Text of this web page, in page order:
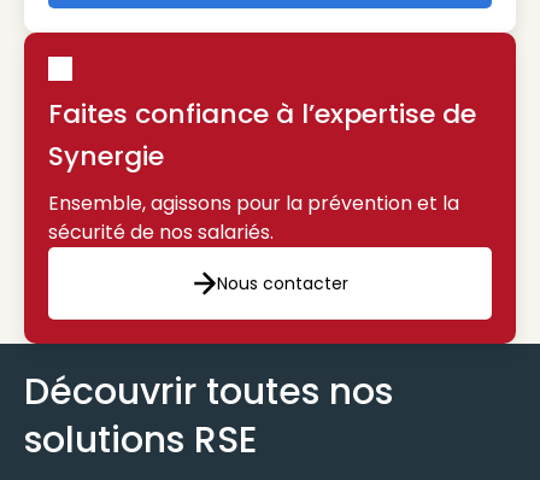
Faites confiance à l’expertise de
Synergie
Ensemble, agissons pour la prévention et la
sécurité de nos salariés.
Nous contacter
Nous contacter
Découvrir toutes nos
solutions RSE